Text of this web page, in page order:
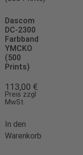
Dascom
DC-2300
Farbband
YMCKO
(500
Prints)
113,00 €
Preis zzgl
MwSt.
In den
Warenkorb